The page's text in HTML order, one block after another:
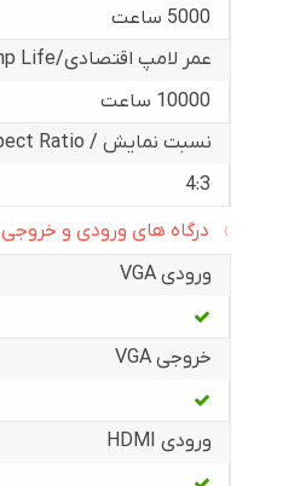
5000 ساعت
عمر لامپ اقتصادی/Eco Lamp Life
10000 ساعت
نسبت نمایش / Aspect Ratio
4:3
درگاه های ورودی و خروجی
ورودی VGA
خروجی VGA
ورودی HDMI